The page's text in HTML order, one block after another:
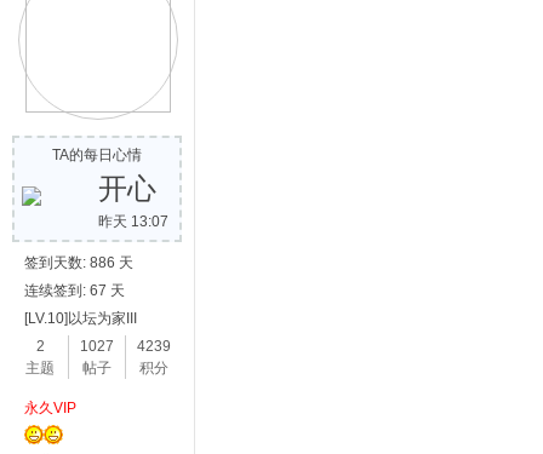
TA的每日心情
开心
昨天 13:07
签到天数: 886 天
连续签到: 67 天
[LV.10]以坛为家III
2
主题
1027
帖子
4239
积分
永久VIP